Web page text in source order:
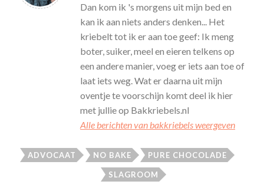
Dan kom ik 's morgens uit mijn bed en
kan ik aan niets anders denken... Het
kriebelt tot ik er aan toe geef: Ik meng
boter, suiker, meel en eieren telkens op
een andere manier, voeg er iets aan toe of
laat iets weg. Wat er daarna uit mijn
oventje te voorschijn komt deel ik hier
met jullie op Bakkriebels.nl
Alle berichten van bakkriebels weergeven
ADVOCAAT NO BAKE PURE CHOCOLADE
SLAGROOM